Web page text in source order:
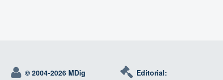
© 2004-2026 MDig
Editorial: